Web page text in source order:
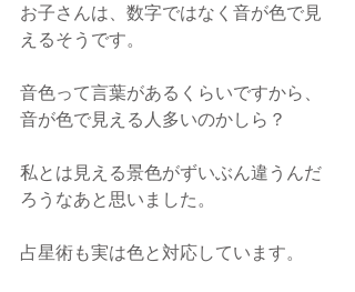
お子さんは、数字ではなく音が色で見
えるそうです。
音色って言葉があるくらいですから、
音が色で見える人多いのかしら？
私とは見える景色がずいぶん違うんだ
ろうなあと思いました。
占星術も実は色と対応しています。